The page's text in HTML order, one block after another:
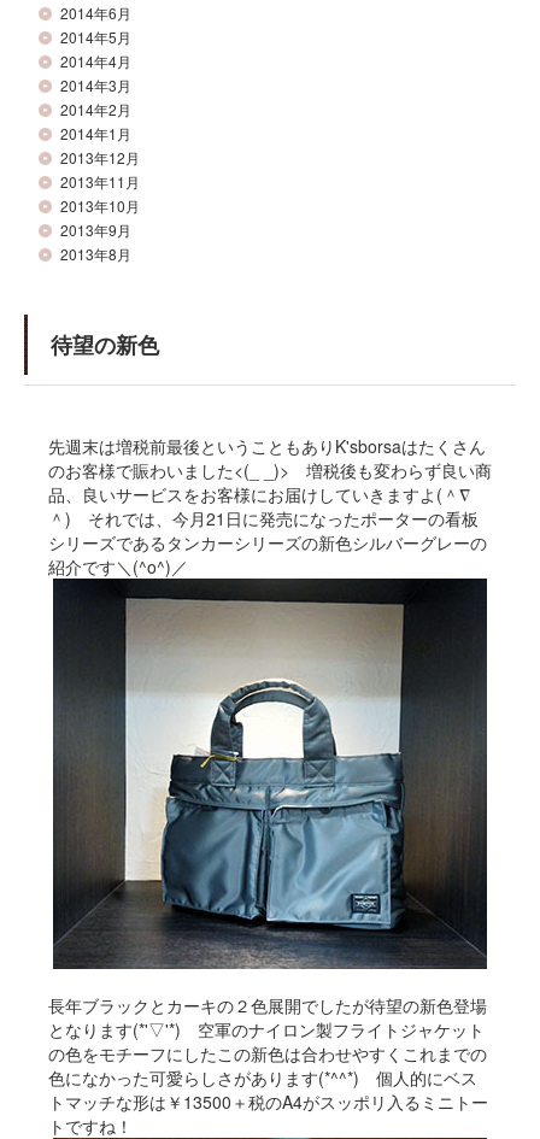
2014年6月
2014年5月
2014年4月
2014年3月
2014年2月
2014年1月
2013年12月
2013年11月
2013年10月
2013年9月
2013年8月
待望の新色
先週末は増税前最後ということもありK'sborsaはたくさん
のお客様で賑わいました<(_ _)> 増税後も変わらず良い商
品、良いサービスをお客様にお届けしていきますよ(＾∇
＾) それでは、今月21日に発売になったポーターの看板
シリーズであるタンカーシリーズの新色シルバーグレーの
紹介です＼(^o^)／
長年ブラックとカーキの２色展開でしたが待望の新色登場
となります(*'▽'*) 空軍のナイロン製フライトジャケット
の色をモチーフにしたこの新色は合わせやすくこれまでの
色になかった可愛らしさがあります(*^^*) 個人的にベス
トマッチな形は￥13500＋税のA4がスッポリ入るミニトー
トですね！